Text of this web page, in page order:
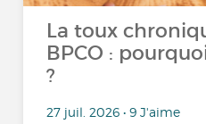
La toux
BPCO :
?
27 juil. 2026 • 9 J'aime